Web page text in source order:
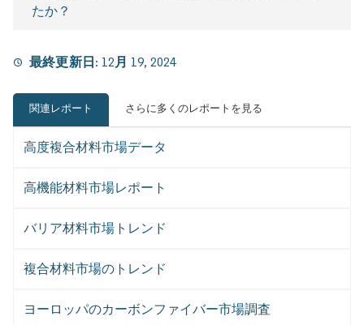
たか？
最終更新日: 12月 19, 2024
関連レポート さらに多くのレポートを見る
高度複合材料市場データ
高機能材料市場レポート
バリア材料市場トレンド
複合材料市場のトレンド
ヨーロッパのカーボンファイバー市場調査